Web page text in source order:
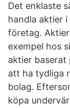
Det enklaste
handla aktier
företag.
exempel hos
aktier baserat
att ha tydliga
bolag.
köpa